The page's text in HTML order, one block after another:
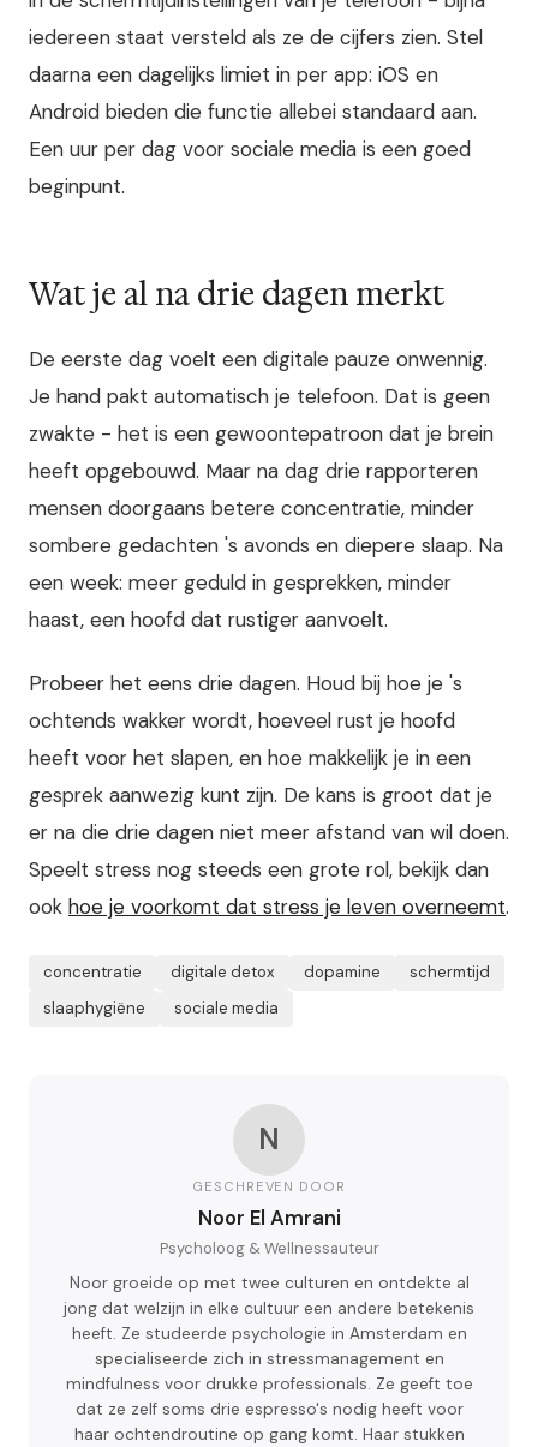
iedereen staat versteld als ze de cijfers zien. Stel
daarna een dagelijks limiet in per app: iOS en
Android bieden die functie allebei standaard aan.
Een uur per dag voor sociale media is een goed
beginpunt.
Wat je al na drie dagen merkt
De eerste dag voelt een digitale pauze onwennig.
Je hand pakt automatisch je telefoon. Dat is geen
zwakte - het is een gewoontepatroon dat je brein
heeft opgebouwd. Maar na dag drie rapporteren
mensen doorgaans betere concentratie, minder
sombere gedachten 's avonds en diepere slaap. Na
een week: meer geduld in gesprekken, minder
haast, een hoofd dat rustiger aanvoelt.
Probeer het eens drie dagen. Houd bij hoe je 's
ochtends wakker wordt, hoeveel rust je hoofd
heeft voor het slapen, en hoe makkelijk je in een
gesprek aanwezig kunt zijn. De kans is groot dat je
er na die drie dagen niet meer afstand van wil doen.
Speelt stress nog steeds een grote rol, bekijk dan
ook hoe je voorkomt dat stress je leven overneemt.
concentratie digitale detox dopamine
schermtijd
slaaphygiëne
sociale media
N
GESCHREVEN DOOR
Noor El Amrani
Psycholoog & Wellnessauteur
Noor groeide op met twee culturen en ontdekte al
jong dat welzijn in elke cultuur een andere betekenis
heeft. Ze studeerde psychologie in Amsterdam en
specialiseerde zich in stressmanagement en
mindfulness voor drukke professionals. Ze geeft toe
dat ze zelf soms drie espresso's nodig heeft voor
haar ochtendroutine op gang komt. Haar stukken